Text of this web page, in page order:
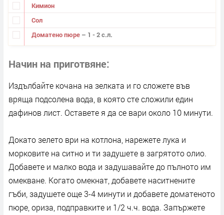
Кимион
Сол
Доматено пюре – 1 - 2 с.л.
Начин на приготвяне
Издълбайте кочана на зелката и го сложете във
вряща подсолена вода, в която сте сложили един
дафинов лист. Оставете я да се вари около 10 минути.
Докато зелето ври на котлона, нарежете лука и
морковите на ситно и ти задушете в загрятото олио.
Добавете и малко вода и задушавайте до пълното им
омекване. Когато омекнат, добавете наситнените
гъби, задушете още 3-4 минути и добавете доматеното
пюре, ориза, подправките и 1/2 ч.ч. вода. Запържете